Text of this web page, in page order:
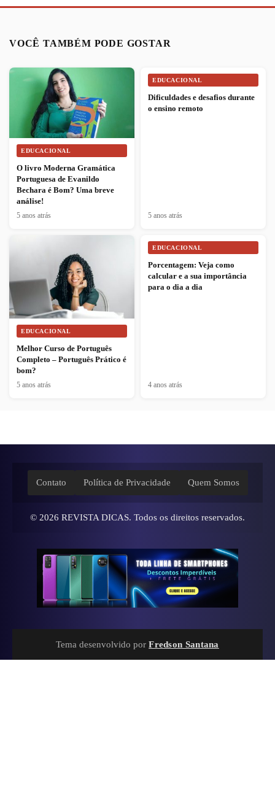
VOCÊ TAMBÉM PODE GOSTAR
EDUCACIONAL
O livro Moderna Gramática
Portuguesa de Evanildo
Bechara é Bom? Uma breve
análise!
5 anos atrás
EDUCACIONAL
Dificuldades e desafios durante
o ensino remoto
5 anos atrás
EDUCACIONAL
Melhor Curso de Português
Completo – Português Prático é
bom?
5 anos atrás
EDUCACIONAL
Porcentagem: Veja como
calcular e a sua importância
para o dia a dia
4 anos atrás
Contato Política de Privacidade Quem Somos
© 2026 REVISTA DICAS. Todos os direitos reservados.
Tema desenvolvido por Fredson Santana